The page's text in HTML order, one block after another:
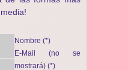
Nombre (*)
E-Mail (no se
mostrará) (*)